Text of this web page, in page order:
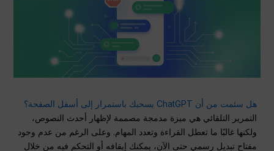
هل سئمت من أن ChatGPT يسحبك باستمرار إلى أسفل الصفحة؟
التمرير التلقائي هي ميزة مدمجة مصممة لإظهار أحدث النصوص،
ولكنها غالبًا ما تعطل القراءة وتعدد المهام. وعلى الرغم من عدم وجود
مفتاح تبديل رسمي حتى الآن، يمكنك إيقافه أو التحكم فيه من خلال